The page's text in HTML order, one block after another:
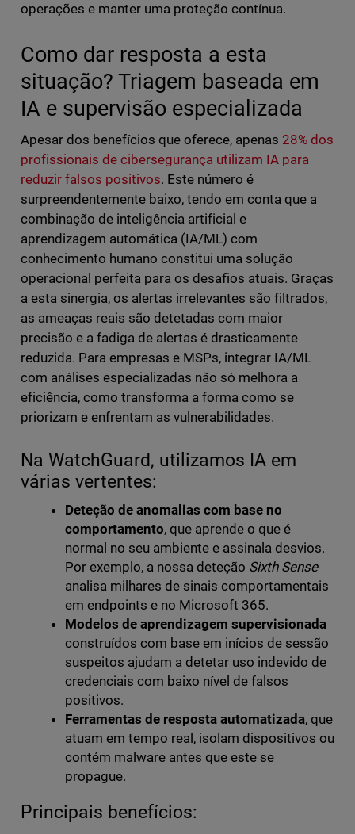
operações e manter uma proteção contínua.
Como dar resposta a esta
situação? Triagem baseada em
IA e supervisão especializada
Apesar dos benefícios que oferece, apenas 28% dos
profissionais de cibersegurança utilizam IA para
reduzir falsos positivos. Este número é
surpreendentemente baixo, tendo em conta que a
combinação de inteligência artificial e
aprendizagem automática (IA/ML) com
conhecimento humano constitui uma solução
operacional perfeita para os desafios atuais. Graças
a esta sinergia, os alertas irrelevantes são filtrados,
as ameaças reais são detetadas com maior
precisão e a fadiga de alertas é drasticamente
reduzida. Para empresas e MSPs, integrar IA/ML
com análises especializadas não só melhora a
eficiência, como transforma a forma como se
priorizam e enfrentam as vulnerabilidades.
Na WatchGuard, utilizamos IA em
várias vertentes:
Deteção de anomalias com base no
comportamento, que aprende o que é
normal no seu ambiente e assinala desvios.
Por exemplo, a nossa deteção Sixth Sense
analisa milhares de sinais comportamentais
em endpoints e no Microsoft 365.
Modelos de aprendizagem supervisionada
construídos com base em inícios de sessão
suspeitos ajudam a detetar uso indevido de
credenciais com baixo nível de falsos
positivos.
Ferramentas de resposta automatizada, que
atuam em tempo real, isolam dispositivos ou
contém malware antes que este se
propague.
Principais benefícios: